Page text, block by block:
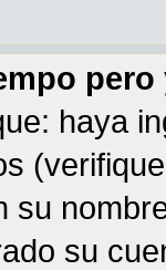
haya
su
su